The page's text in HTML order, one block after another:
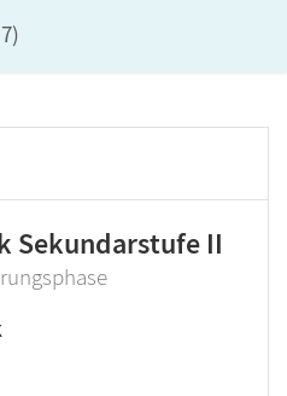
7)
Sekundarstufe II